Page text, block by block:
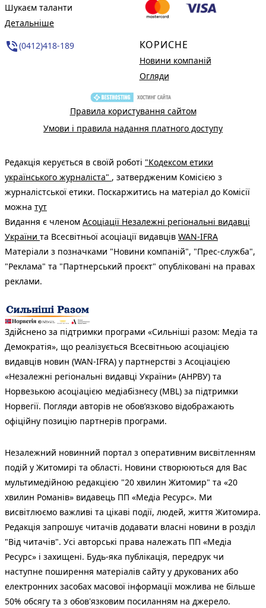
Шукаєм таланти
Детальніше
phone_in_talk(0412)418-189 КОРИСНЕ
Новини компаній
Огляди
Правила користування сайтом
Умови і правила надання платного доступу
Редакція керується в своїй роботі "Кодексом етики
українського журналіста" , затвердженим Комісією з
журналістської етики. Поскаржитись на матеріал до Комісії
можна тут
Видання є членом Асоціації Незалежні регіональні видавці
України та Всесвітньої асоціації видавців WAN-IFRA
Матеріали з позначками "Новини компаній", "Прес-служба",
"Реклама" та "Партнерський проєкт" опубліковані на правах
реклами.
Здійснено за підтримки програми «Сильніші разом: Медіа та
Демократія», що реалізується Всесвітньою асоціацією
видавців новин (WAN-IFRA) у партнерстві з Асоціацією
«Незалежні регіональні видавці України» (АНРВУ) та
Норвезькою асоціацією медіабізнесу (MBL) за підтримки
Норвегії. Погляди авторів не обов’язково відображають
офіційну позицію партнерів програми.
Незалежний новинний портал з оперативним висвітленням
подій у Житомирі та області. Новини створюються для Вас
мультимедійною редакцією "20 хвилин Житомир" та «20
хвилин Романів» видавець ПП «Медіа Ресурс». Ми
висвітлюємо важливі та цікаві події, людей, життя Житомира.
Редакція запрошує читачів додавати власні новини в розділ
"Від читачів". Усі авторські права належать ПП «Медіа
Ресурс» і захищені. Будь-яка публiкацiя, передрук чи
наступне поширення матеріалів сайту у друкованих або
електронних засобах масової інформації можлива не більше
50% обсягу та з обов'язковим посиланням на джерело.